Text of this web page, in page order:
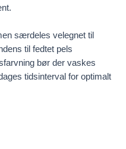
særdeles velegnet til
til fedtet pels
bør der vaskes
tidsinterval for optimalt